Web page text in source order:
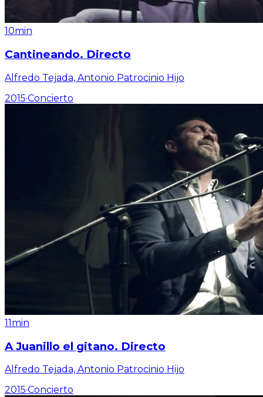
10min
Cantineando. Directo
Alfredo Tejada, Antonio Patrocinio Hijo
2015·Concierto
11min
A Juanillo el gitano. Directo
Alfredo Tejada, Antonio Patrocinio Hijo
2015·Concierto